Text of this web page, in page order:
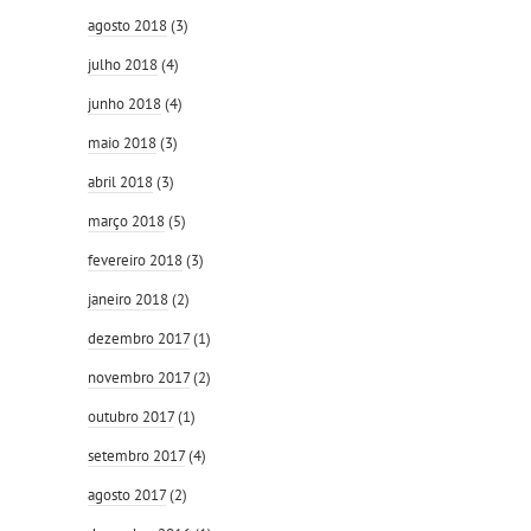
agosto 2018(3)
julho 2018(4)
junho 2018(4)
maio 2018(3)
abril 2018(3)
março 2018(5)
fevereiro 2018(3)
janeiro 2018(2)
dezembro 2017(1)
novembro 2017(2)
outubro 2017(1)
setembro 2017(4)
agosto 2017(2)